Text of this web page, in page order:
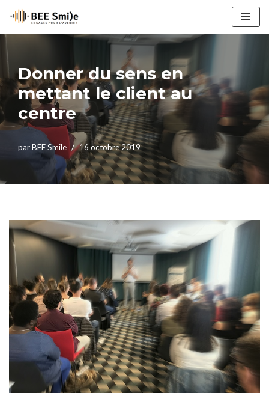
Aller
Donner du sens en
mettant le client au
centre
parBEE Smile 16 octobre 2019